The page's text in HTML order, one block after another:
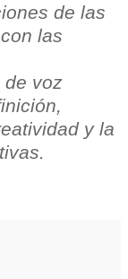
de las
las
de voz
y la